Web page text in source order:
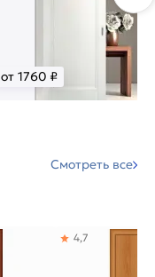
от 1760 ₽
Смотреть все
4,7